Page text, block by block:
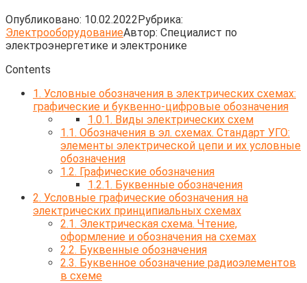
Опубликовано: 10.02.2022Рубрика:
ЭлектрооборудованиеАвтор: Cпециалист по
электроэнергетике и электронике
Contents
1. Условные обозначения в электрических схемах:
графические и буквенно-цифровые обозначения
1.0.1. Виды электрических схем
1.1. Обозначения в эл. схемах. Стандарт УГО:
элементы электрической цепи и их условные
обозначения
1.2. Графические обозначения
1.2.1. Буквенные обозначения
2. Условные графические обозначения на
электрических принципиальных схемах
2.1. Электрическая схема. Чтение,
оформление и обозначения на схемах
2.2. Буквенные обозначения
2.3. Буквенное обозначение радиоэлементов
в схеме